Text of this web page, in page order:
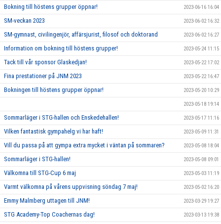
Bokning till höstens grupper öppnar! 2023-06-16 16:04
SM-veckan 2023 2023-06-02 16:32
SM-gymnast, civilingenjör, affärsjurist, filosof och doktorand 2023-06-02 16:27
Information om bokning till höstens grupper! 2023-05-24 11:15
Tack till vår sponsor Glaskedjan! 2023-05-22 17:02
Fina prestationer på JNM 2023 2023-05-22 16:47
Bokningen till höstens grupper öppnar! 2023-05-20 10:29
2023-05-18 19:14
Sommarläger i STG-hallen och Enskedehallen! 2023-05-17 11:16
Vilken fantastisk gympahelg vi har haft! 2023-05-09 11:31
Vill du passa på att gympa extra mycket i väntan på sommaren? 2023-05-08 18:04
Sommarläger i STG-hallen! 2023-05-08 09:01
Välkomna till STG-Cup 6 maj 2023-05-03 11:19
Varmt välkomna på vårens uppvisning söndag 7 maj! 2023-05-02 16:20
Emmy Malmberg uttagen till JNM! 2023-03-29 19:27
STG Academy-Top Coachernas dag! 2023-03-13 19:38